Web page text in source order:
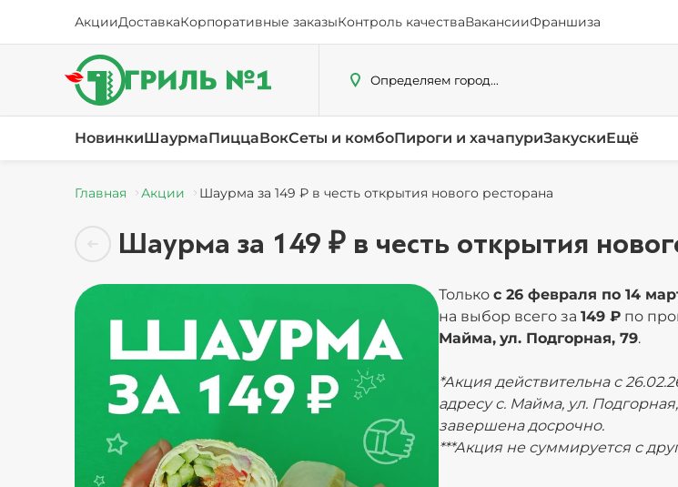
АкцииДоставкаКорпоративные заказыКонтроль качестваВакансииФраншиза
Определяем город...
НовинкиШаурмаПиццаВокСеты и комбоПироги и хачапуриЗакускиЕщё
Главная Акции Шаурма за 149 ₽ в честь открытия нового ресторана
Шаурма за 149 ₽ в честь открытия
Только с 26 февраля по 14
на выбор всего за 149 ₽ по
Майма, ул. Подгорная, 79.
*Акция действительна с
адресу с. Майма, ул.
завершена досрочно.
***Акция не суммируется с